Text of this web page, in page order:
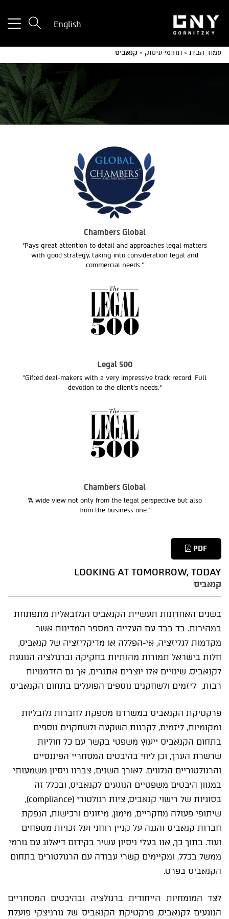
a
English
עמוד הבית » תחומי עיסוק » קנאביס
Chambers Global
"Pays great attention to detail and approaches legal matters
with good strategy, taking into consideration legal and
commercial needs."
Legal 500
"Gifted deal-makers with a very impressive track record. Full
devotion to the client’s needs.“
Chambers Global
“A wide view not only from the legal perspective but also
from the business one.”
PDF
קנאביס
LOOKING AT TOMORROW, TODAY
בשנים האחרונות תעשיית הקנאביס הגלובאלית מתפתחת
במהירות. בד בבד עם העלייה במספר המדינות אשר
מקדמות לגליזציה, אי-הפללה או מדיקליזציה של קנאביס,
חלות בישראל תמורות מהותיות בחקיקה וברגולציה הנוגעת
לקנאביס. שינויים אלו יוצרים אתגרים, אך גם הזדמנויות
רבות, ליזמים ולשחקנים נוספים הפועלים בתחום הקנאביס.
פרקטיקת הקנאביס במשרדנו מספקת לחברות גלובליות
ומקומיות, ליזמים, לקרנות השקעה ולשחקנים נוספים
בתחום הקנאביס ייעוץ משפטי בקשר עם כל חוליות
שרשרת הערך, וכן ליווי בהיבטים המסחריי הפיננסיים
והרגולטוריים הנלווים. לאורך השנים, צברנו ניסיון משמעותי
במגוון היבטים משפטיים הנוגעים לקנאביס, ובכלל זה
בסוגיות של רישוי קנאביס, ציות רגולטורי (compliance),
שיתופי פעולה מחקריים, מימון, מיזוגים ורכישות, הנפקת
חברות קנאביס והגנה על קניין רוחני ועל זכויות מטפחים
ועוד. בתוך כך, אנו בעלי ניסיון עשיר בקידום דיאלוג עם גורמי
ממשל בכלל, ומקיימים קשרי עבודה עם הרגולטורים בתחום
הקנאביס בפרט.
לצד המומחיות הייחודית ברגולציה ובהיבטים המסחריים
הנוגעים לקנאביס, פרקטיקת הקנאביס של גורניצקי פועלת